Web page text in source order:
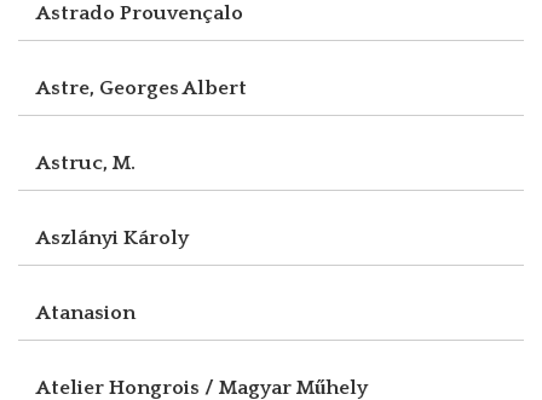
Astrado Prouvençalo
Astre, Georges Albert
Astruc, M.
Aszlányi Károly
Atanasion
Atelier Hongrois / Magyar Műhely